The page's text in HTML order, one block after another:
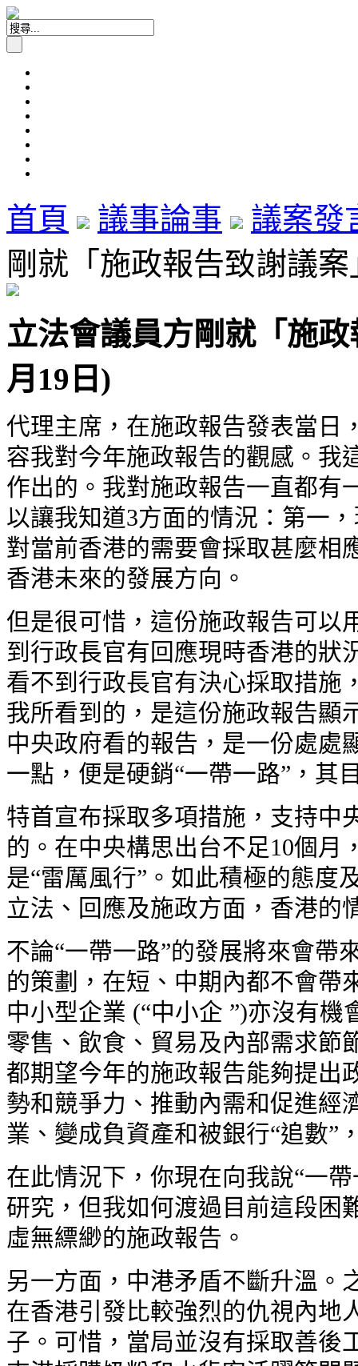
首頁 議事論事
議案發
剛就「施政報告致謝議
立法會議員方剛就「施
月19 日)
代理主席，在施政報告發表當日
容我對今年施政報告的觀感。我
作出的。我對施政報告一直都有
以讓我知道3方面的情況：第一
對當前香港的需要會採取甚麼相
香港未來的發展方向。
但是很可惜，這份施政報告可以
到行政長官有回應現時香港的狀
看不到行政長官有決心採取措施
我所看到的，是這份施政報告顯
中央政府看的報告，是一份處處
一點，便是硬銷“一帶一路”，其
特首宣布採取多項措施，支持中
的。在中央構思出台不足10個月
是“雷厲風行”。如此積極的態度
立法、回應及施政方面，香港的
不論“一帶一路”的發展將來會帶
的策劃，在短、中期內都不會帶
中小型企業 (“中小企 ”)亦沒有
零售、飲食、貿易及內部需求節
都期望今年的施政報告能夠提出
勢和競爭力、推動內需和促進經
業、變成負資產和被銀行“追數”
在此情況下，你現在向我說“一
研究，但我如何渡過目前這段困
虛無縹緲的施政報告。
另一方面，中港矛盾不斷升溫。
在香港引發比較強烈的仇視內地
子。可惜，當局並沒有採取善後